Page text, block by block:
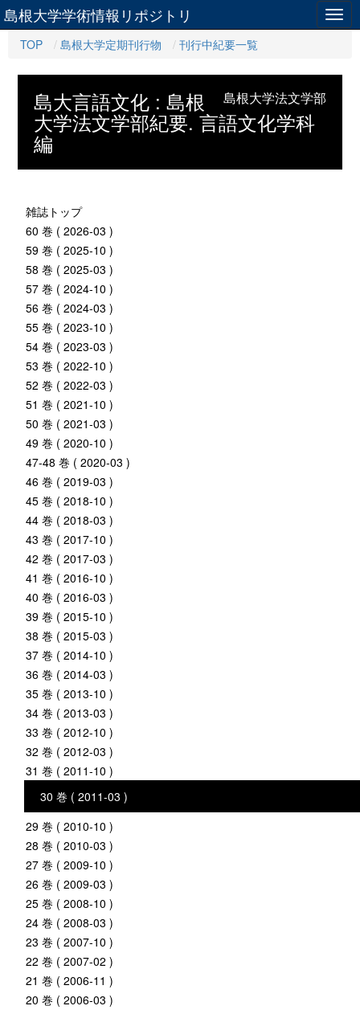
島根大学学術情報リポジトリ
TOP 島根大学定期刊行物 刊行中紀要一覧
島根大学法文学部
島大言語文化 : 島根
大学法文学部紀要. 言語文化学科
編
雑誌トップ
60 巻 ( 2026-03 )
59 巻 ( 2025-10 )
58 巻 ( 2025-03 )
57 巻 ( 2024-10 )
56 巻 ( 2024-03 )
55 巻 ( 2023-10 )
54 巻 ( 2023-03 )
53 巻 ( 2022-10 )
52 巻 ( 2022-03 )
51 巻 ( 2021-10 )
50 巻 ( 2021-03 )
49 巻 ( 2020-10 )
47-48 巻 ( 2020-03 )
46 巻 ( 2019-03 )
45 巻 ( 2018-10 )
44 巻 ( 2018-03 )
43 巻 ( 2017-10 )
42 巻 ( 2017-03 )
41 巻 ( 2016-10 )
40 巻 ( 2016-03 )
39 巻 ( 2015-10 )
38 巻 ( 2015-03 )
37 巻 ( 2014-10 )
36 巻 ( 2014-03 )
35 巻 ( 2013-10 )
34 巻 ( 2013-03 )
33 巻 ( 2012-10 )
32 巻 ( 2012-03 )
31 巻 ( 2011-10 )
30 巻 ( 2011-03 )
29 巻 ( 2010-10 )
28 巻 ( 2010-03 )
27 巻 ( 2009-10 )
26 巻 ( 2009-03 )
25 巻 ( 2008-10 )
24 巻 ( 2008-03 )
23 巻 ( 2007-10 )
22 巻 ( 2007-02 )
21 巻 ( 2006-11 )
20 巻 ( 2006-03 )